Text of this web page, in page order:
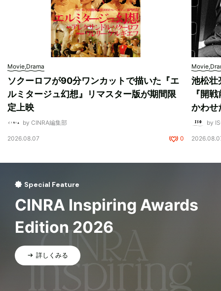
Movie,Drama
ソクーロフが90分ワンカットで描いた『エ
ルミタージュ幻想』リマスター版が期間限
定上映
by CINRA編集部
2026.08.07 0
池松壮
『開
かわせ
by
Special Feature
CINRA Inspiring Awards
Edition 2026
詳しくみる